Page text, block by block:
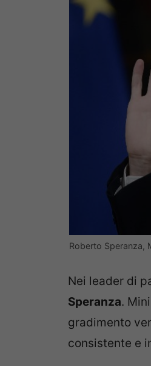
Roberto Speranza,
Nei leader di
Speranza.
gradimento
consistente e